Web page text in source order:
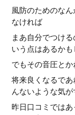
風防のためのな
なければ
まあ自分でつけ
いう点はあるか
でもその音圧と
将来良くなるで
んないような気が
昨日口コミでは